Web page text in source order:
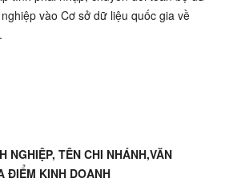
vào Cơ sở dữ liệu quốc gia về
NGHIỆP, TÊN CHI NHÁNH,VĂN
ĐIỂM KINH DOANH